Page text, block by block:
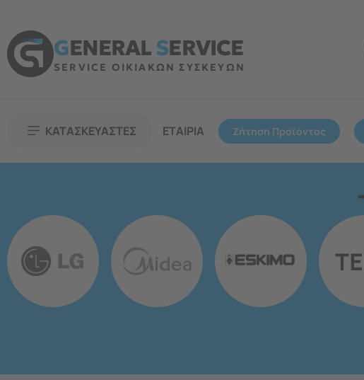
GENERALSERVICE
SERVICE ΟΙΚΙΑΚΩΝ ΣΥΣΚΕΥΩΝ
ΚΑΤΑΣΚΕΥΑΣΤΕΣ ΕΤΑΙΡΙΑ Ζήτηση Προϊόντος